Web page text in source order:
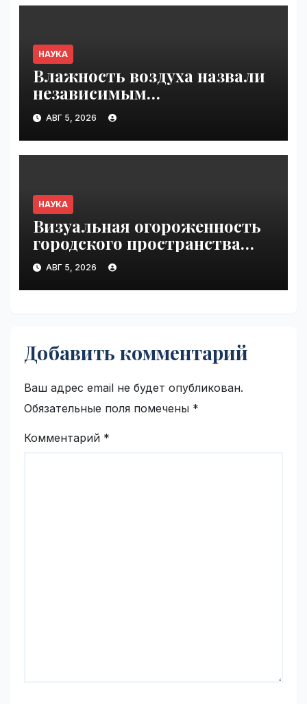
НАУКА
Влажность воздуха назвали
независимым
физиологическим
стрессором в сауне |
VseTime.ru
АВГ 5, 2026
НАУКА
Визуальная огороженность
городского пространства
благотворно сказалась
на сне | VseTime.ru
АВГ 5, 2026
Добавить комментарий
Ваш адрес email не будет опубликован.
Обязательные поля помечены *
Комментарий *